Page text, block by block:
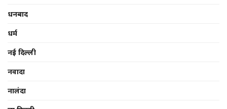
धनबाद
धर्म
नई दिल्ली
नवादा
नालंदा